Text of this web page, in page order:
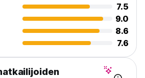
varten, minibaari, ilmaiset
from original language)
7.5
9.0
8.6
7.6